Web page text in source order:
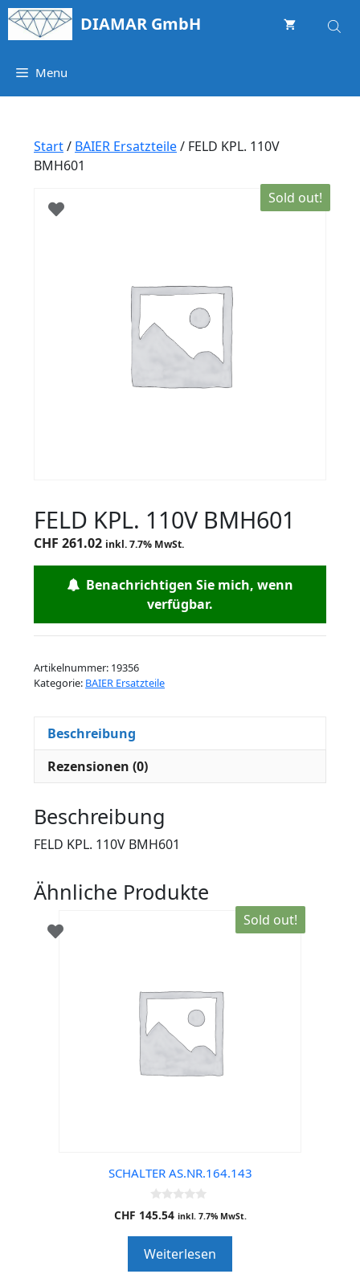
Springe
zum
DIAMAR GmbH
Menu
Start/ BAIER Ersatzteile/ FELD KPL. 110V
BMH601
Sold out!
FELD KPL. 110V BMH601
CHF 261.02 inkl. 7.7% MwSt.
Benachrichtigen Sie mich, wenn
verfügbar.
Artikelnummer: 19356
Kategorie: BAIER Ersatzteile
Beschreibung
Rezensionen (0)
Beschreibung
FELD KPL. 110V BMH601
Ähnliche Produkte
Sold out!
SCHALTER AS.NR.164.143
0
o
o
f
CHF 145.54 inkl. 7.7% MwSt.
Weiterlesen